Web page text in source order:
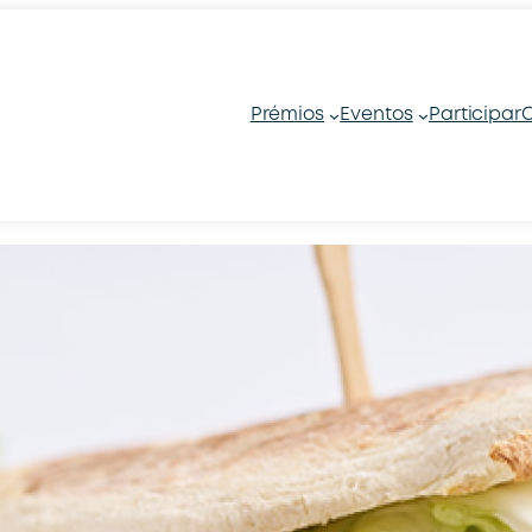
Prémios Eventos Participar